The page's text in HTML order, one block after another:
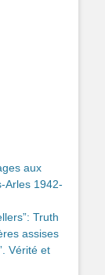
aux
Arles 1942-
Truth
assises
Vérité et